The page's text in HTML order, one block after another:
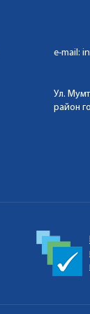
e-mail:
Ул.
район